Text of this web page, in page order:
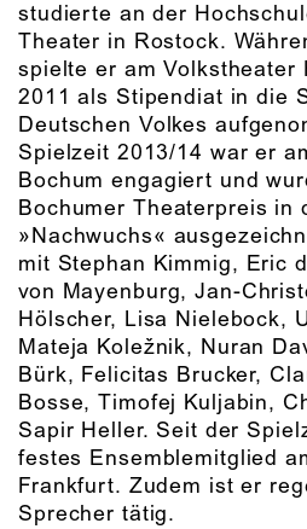
studierte an der
Theater in Rostock.
spielte er am Volkstheater
2011 als Stipendiat in die
Deutschen Volkes
Spielzeit 2013/14 war er
Bochum engagiert und
Bochumer Theaterpreis in
»Nachwuchs«
mit Stephan Kimmig, Eric
von Mayenburg, Jan-
Hölscher, Lisa Nielebock,
Mateja Koležnik, Nuran
Bürk, Felicitas Brucker,
Bosse, Timofej Kuljabin,
Sapir Heller. Seit der
festes Ensemblemitglied
Frankfurt. Zudem ist er
Sprecher tätig.